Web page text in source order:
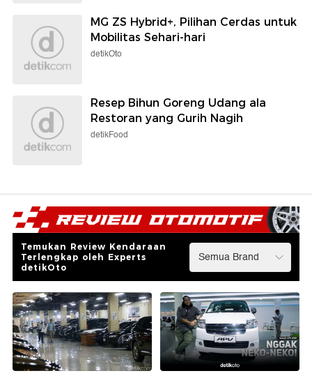
MG ZS Hybrid+, Pilihan Cerdas untuk
Mobilitas Sehari-hari
detikOto
Resep Bihun Goreng Udang ala
Restoran yang Gurih Nagih
detikFood
Temukan Review Kendaraan
Terlengkap oleh Experts
detikOto